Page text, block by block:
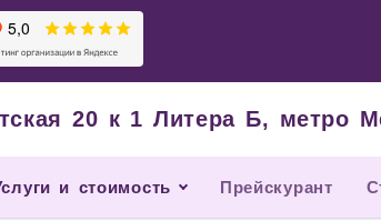
20 к 1 Литера Б, метро
и стоимость Прейскурант